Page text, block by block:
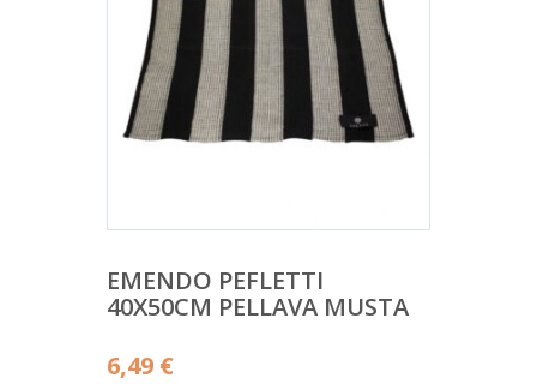
EMENDO PEFLETTI
40X50CM PELLAVA MUSTA
6,49 €